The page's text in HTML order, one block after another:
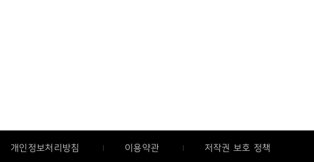
개인정보처리방침 이용약관 저작권 보호 정책